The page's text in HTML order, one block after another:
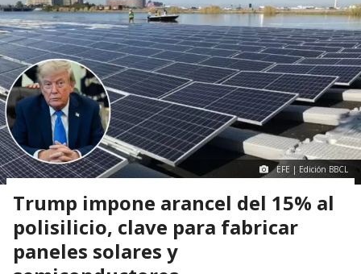
EFE | Edición BBCL
Trump impone arancel del 15% al
polisilicio, clave para fabricar
paneles solares y